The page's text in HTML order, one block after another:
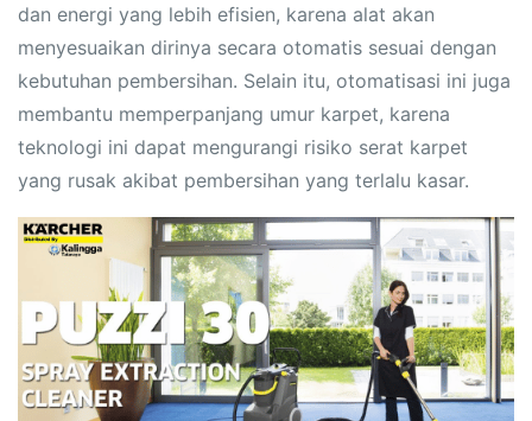
dan energi yang lebih efisien, karena alat akan
menyesuaikan dirinya secara otomatis sesuai dengan
kebutuhan pembersihan. Selain itu, otomatisasi ini juga
membantu memperpanjang umur karpet, karena
teknologi ini dapat mengurangi risiko serat karpet
yang rusak akibat pembersihan yang terlalu kasar.